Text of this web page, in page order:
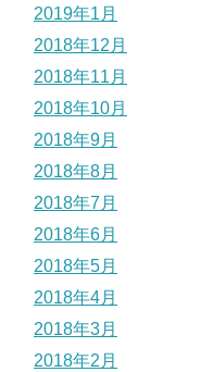
2019年1月
2018年12月
2018年11月
2018年10月
2018年9月
2018年8月
2018年7月
2018年6月
2018年5月
2018年4月
2018年3月
2018年2月